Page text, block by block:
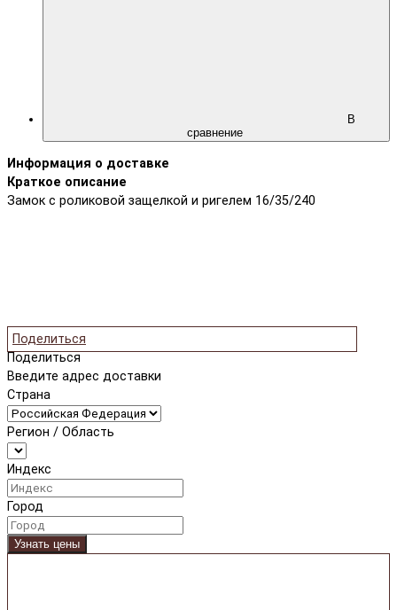
В
сравнение
Информация о доставке
Краткое описание
Замок с роликовой защелкой и ригелем 16/35/240
Поделиться
Поделиться
Введите адрес доставки
Страна
Регион / Область
Индекс
Город
Узнать цены